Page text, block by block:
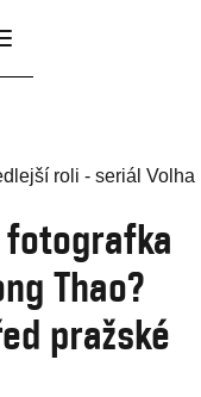
fotografka
Thao?
pražské